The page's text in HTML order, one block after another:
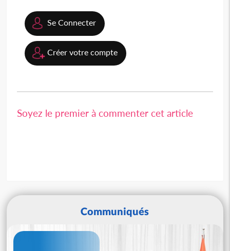
Se Connecter
Créer votre compte
Soyez le premier à commenter cet article
Communiqués